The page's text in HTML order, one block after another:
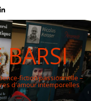
BARSI
fiction passionnelle –
d'amour intemporelles